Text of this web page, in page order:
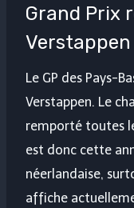
Grand Prix
Verstappen
Le GP des Pays-
Verstappen. Le
remporté toutes
est donc cette
néerlandaise,
affiche